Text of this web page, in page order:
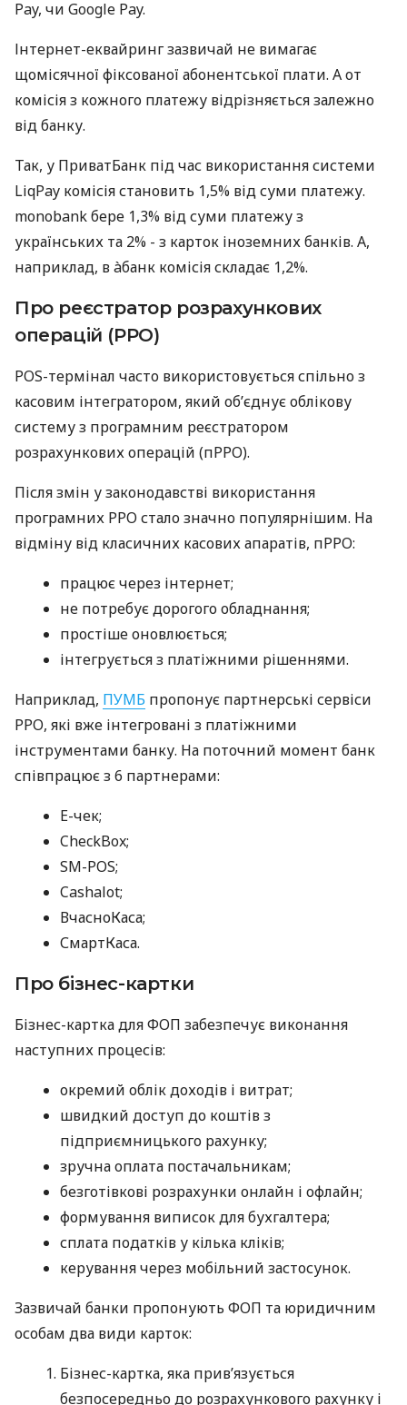
Pay, чи Google Pay.
Інтернет-еквайринг зазвичай не вимагає
щомісячної фіксованої абонентської плати. А от
комісія з кожного платежу відрізняється залежно
від банку.
Так, у ПриватБанк під час використання системи
LiqPay комісія становить 1,5% від суми платежу.
monobank бере 1,3% від суми платежу з
українських та 2% - з карток іноземних банків. А,
наприклад, в àбанк комісія складає 1,2%.
Про реєстратор розрахункових
операцій (РРО)
POS-термінал часто використовується спільно з
касовим інтегратором, який об’єднує облікову
систему з програмним реєстратором
розрахункових операцій (пРРО).
Після змін у законодавстві використання
програмних РРО стало значно популярнішим. На
відміну від класичних касових апаратів, пРРО:
працює через інтернет;
не потребує дорогого обладнання;
простіше оновлюється;
інтегрується з платіжними рішеннями.
Наприклад, ПУМБ пропонує партнерські сервіси
РРО, які вже інтегровані з платіжними
інструментами банку. На поточний момент банк
співпрацює з 6 партнерами:
E-чек;
CheckBox;
SM-POS;
Cashalot;
ВчасноКаса;
СмартКаса.
Про бізнес-картки
Бізнес-картка для ФОП забезпечує виконання
наступних процесів:
окремий облік доходів і витрат;
швидкий доступ до коштів з
підприємницького рахунку;
зручна оплата постачальникам;
безготівкові розрахунки онлайн і офлайн;
формування виписок для бухгалтера;
сплата податків у кілька кліків;
керування через мобільний застосунок.
Зазвичай банки пропонують ФОП та юридичним
особам два види карток:
Бізнес-картка, яка прив’язується
безпосередньо до розрахункового рахунку і